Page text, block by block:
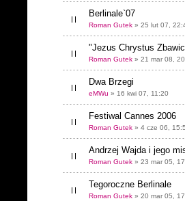
Berlinale`07
Roman Gutek » 25 lut 07,
"Jezus Chrystus
Roman Gutek » 21 mar 08,
Dwa Brzegi
eMWu » 16 kwi 07, 11:20
Festiwal Cannes 2006
Roman Gutek » 4 cze 06,
Andrzej Wajda i jego
Roman Gutek » 23 mar 05,
Tegoroczne Berlinale
Roman Gutek » 20 mar 05,